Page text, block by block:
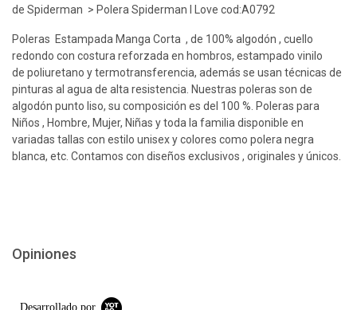
de Spiderman > Polera Spiderman I Love cod:A0792
Poleras Estampada Manga Corta , de 100% algodón , cuello
redondo con costura reforzada en hombros, estampado vinilo
de poliuretano y termotransferencia, además se usan técnicas de
pinturas al agua de alta resistencia. Nuestras poleras son de
algodón punto liso, su composición es del 100 %. Poleras para
Niños , Hombre, Mujer, Niñas y toda la familia disponible en
variadas tallas con estilo unisex y colores como polera negra
blanca, etc. Contamos con diseños exclusivos , originales y únicos.
Opiniones
Desarrollado por